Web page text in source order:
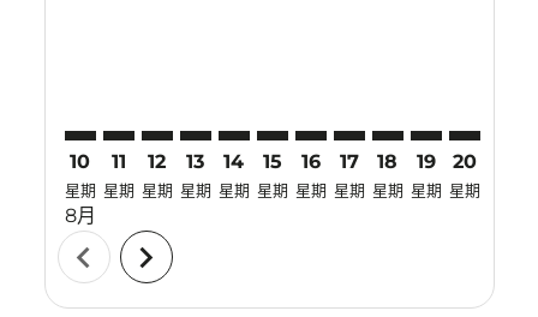
10
星期
8月
11
星期
12
星期
13
星期
14
星期
15
星期
16
星期
17
星期
18
星期
19
星期
20
星期
chevron_left chevron_right